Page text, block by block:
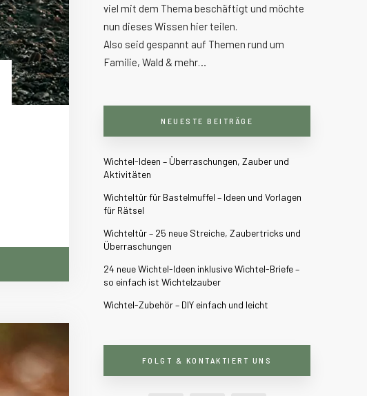
viel mit dem Thema beschäftigt und möchte
nun dieses Wissen hier teilen.
Also seid gespannt auf Themen rund um
Familie, Wald & mehr…
NEUESTE BEITRÄGE
Wichtel-Ideen – Überraschungen, Zauber und
Aktivitäten
Wichteltür für Bastelmuffel – Ideen und Vorlagen
für Rätsel
Wichteltür – 25 neue Streiche, Zaubertricks und
Überraschungen
24 neue Wichtel-Ideen inklusive Wichtel-Briefe –
so einfach ist Wichtelzauber
Wichtel-Zubehör – DIY einfach und leicht
FOLGT & KONTAKTIERT UNS